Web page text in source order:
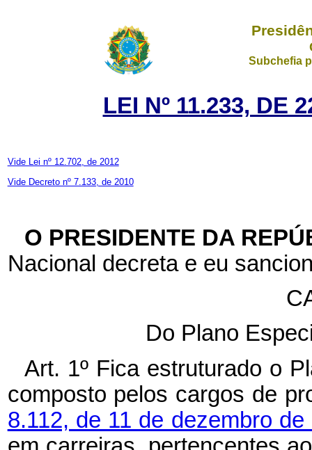
Subchefia
LEI Nº 11.233, DE
Vide Lei nº 12.702, de 2012
Vide Decreto nº 7.133, de 2010
O PRESIDENTE DA
Nacional decreta e eu
Do Plano
Art. 1º Fica estruturado o
composto pelos cargos de
8.112, de 11 de dezembro